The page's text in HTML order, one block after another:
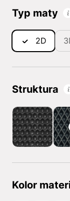
Typ maty
2D
Struktura
Kolor